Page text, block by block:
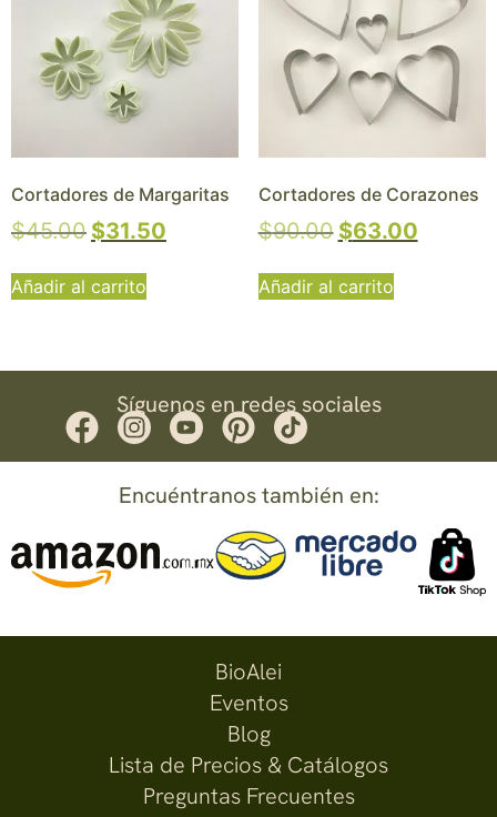
Cortadores de Margaritas
$45.00 $31.50
Añadir al carrito
Cortadores de Corazones
$90.00 $63.00
Añadir al carrito
Síguenos en redes sociales
Encuéntranos también en:
BioAlei
Eventos
Blog
Lista de Precios & Catálogos
Preguntas Frecuentes